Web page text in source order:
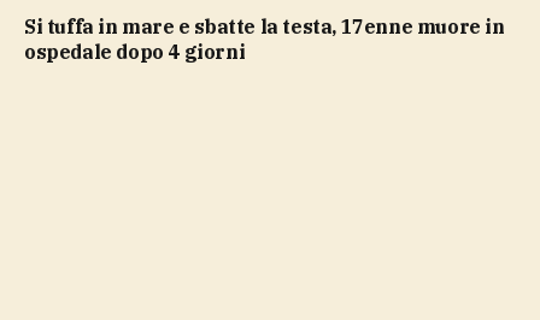
Si tuffa in mare e sbatte la testa, 17enne muore in
ospedale dopo 4 giorni